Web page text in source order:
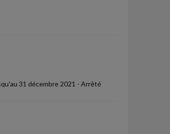
31 décembre 2021 - Arrêté